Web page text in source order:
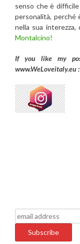
senso che è
personalità, perché
nella sua
Montalcino!
If you like my
www.WeLoveitaly.eu :